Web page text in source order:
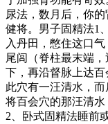
尿法，数月后，你
健将。男子固精法1
入丹田，憋住这口
尾闾（脊柱最末端
下，再沿督脉上达
此穴有一汪清水，
将百会穴的那汪清水
2、卧式固精法睡前